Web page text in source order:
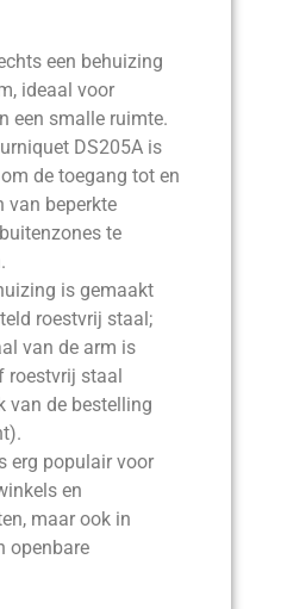
een behuizing
ideaal voor
een smalle ruimte.
DS205A is
de toegang tot en
van beperkte
te
is gemaakt
roestvrij staal;
van de arm is
roestvrij staal
van de bestelling
erg populair voor
en
maar ook in
openbare